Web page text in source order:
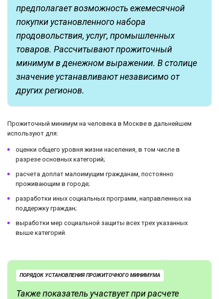
предполагает возможность ежемесячной
покупки установленного набора
продовольствия, услуг, промышленных
товаров. Рассчитывают прожиточный
минимум в денежном выражении. В столице
значение устанавливают независимо от
других регионов.
Прожиточный минимум на человека в Москве в дальнейшем
используют для:
оценки общего уровня жизни населения, в том числе в
разрезе основных категорий;
расчета доплат малоимущим гражданам, постоянно
проживающим в городе;
разработки иных социальных программ, направленных на
поддержку граждан;
выработки мер социальной защиты всех трех указанных
выше категорий.
ПОРЯДОК УСТАНОВЛЕНИЯ ПРОЖИТОЧНОГО МИНИМУМА
Также показатель участвует при расчете